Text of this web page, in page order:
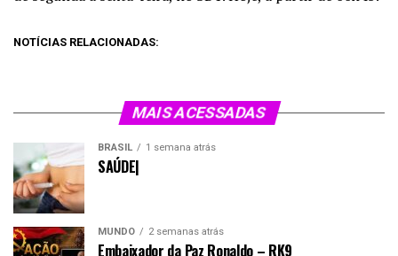
NOTÍCIAS RELACIONADAS:
MAIS ACESSADAS
BRASIL 1 semana atrás
SAÚDE|
MUNDO 2 semanas atrás
Embaixador da Paz Ronaldo – RK9